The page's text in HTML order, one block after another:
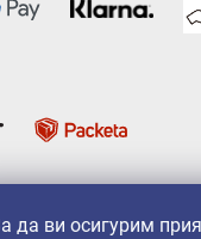
да ви осигурим